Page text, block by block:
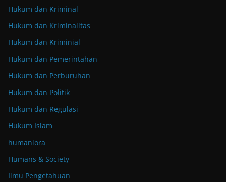
Hukum dan Kriminal
Hukum dan Kriminalitas
Hukum dan Kriminial
Hukum dan Pemerintahan
Hukum dan Perburuhan
Hukum dan Politik
Hukum dan Regulasi
Hukum Islam
humaniora
Humans & Society
Ilmu Pengetahuan